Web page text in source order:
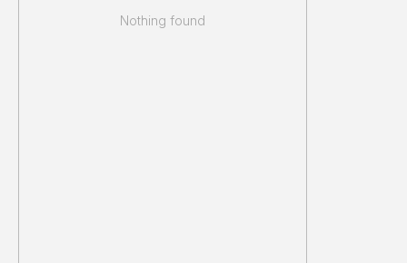
Nothing found